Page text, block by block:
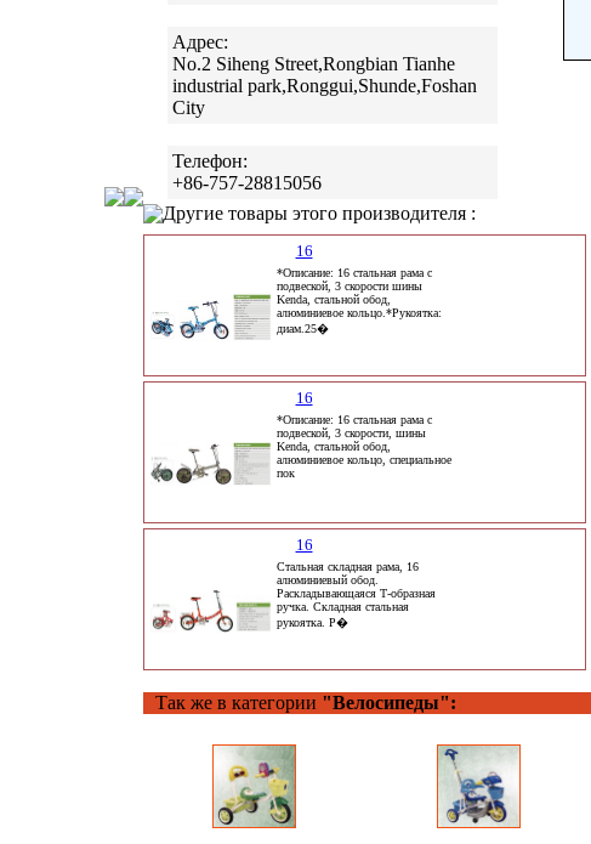
Адрес:
No.2 Siheng Street,Rongbian Tianhe
industrial park,Ronggui,Shunde,Foshan
City
Телефон:
+86-757-28815056
Другие товары этого производителя :
16
*Описание: 16 стальная рама с
подвеской, 3 скорости шины
Kenda, стальной обод,
алюминиевое кольцо.*Рукоятка:
диам.25�
16
*Описание: 16 стальная рама с
подвеской, 3 скорости, шины
Kenda, стальной обод,
алюминиевое кольцо, специальное
пок
16
Стальная складная рама, 16
алюминиевый обод.
Раскладывающаяся Т-образная
ручка. Складная стальная
рукоятка. Р�
Так же в категории "Велосипеды":